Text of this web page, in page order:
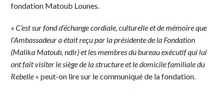
fondation Matoub Lounes.
«C’est sur fond d’échange cordiale, culturelle et de mémoire que
l’Ambassadeur a était reçu par la présidente de la Fondation
(Malika Matoub, ndlr) et les membres du bureau exécutif qui lui
ont fait visiter le siège de la structure et le domicile familiale du
Rebelle » peut-on lire sur le communiqué de la fondation.